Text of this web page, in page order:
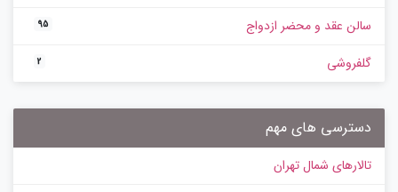
سالن عقد و محضر ازدواج 95
گلفروشی 2
دسترسی های مهم
تالارهای شمال تهران